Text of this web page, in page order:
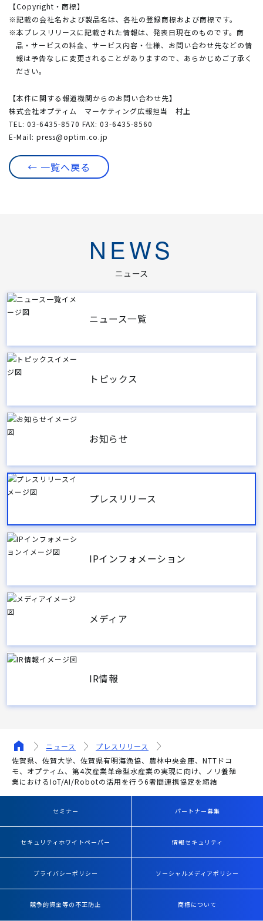
【Copyright・商標】
※記載の会社名および製品名は、各社の登録商標および商標です。
※本プレスリリースに記載された情報は、発表日現在のものです。商
品・サービスの料金、サービス内容・仕様、お問い合わせ先などの情
報は予告なしに変更されることがありますので、あらかじめご了承く
ださい。
【本件に関する報道機関からのお問い合わせ先】
株式会社オプティム マーケティング広報担当 村上
TEL: 03-6435-8570 FAX: 03-6435-8560
E-Mail: press@optim.co.jp
← 一覧へ戻る
NEWS
ニュース
ニュース一覧
トピックス
お知らせ
プレスリリース
IPインフォメーション
メディア
IR情報
ニュース
プレスリリース
佐賀県、佐賀大学、佐賀県有明海漁協、農林中央金庫、NTTドコ
モ、オプティム、第4次産業革命型水産業の実現に向け、ノリ養殖
業におけるIoT/AI/Robotの活用を行う6者間連携協定を締結
セミナー パートナー募集
セキュリティホワイトペーパー 情報セキュリティ
プライバシーポリシー ソーシャルメディアポリシー
競争的資金等の不正防止 商標について